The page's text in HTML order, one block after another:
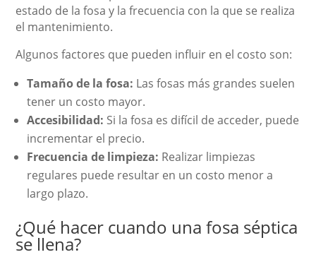
estado de la fosa y la frecuencia con la que se realiza
el mantenimiento.
Algunos factores que pueden influir en el costo son:
Tamaño de la fosa: Las fosas más grandes suelen
tener un costo mayor.
Accesibilidad: Si la fosa es difícil de acceder, puede
incrementar el precio.
Frecuencia de limpieza: Realizar limpiezas
regulares puede resultar en un costo menor a
largo plazo.
¿Qué hacer cuando una fosa séptica
se llena?